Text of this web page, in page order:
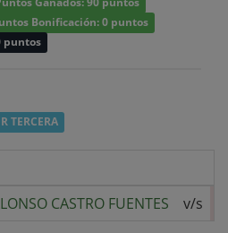
Bonificación: 0 puntos
puntos
TERCERA
CASTRO FUENTES v/s